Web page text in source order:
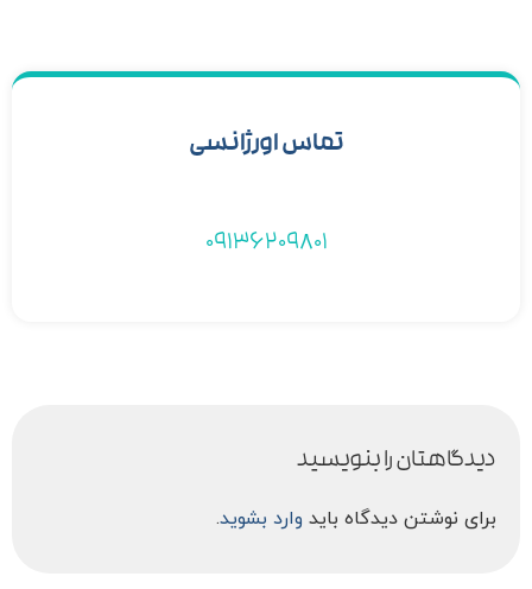
تماس اورژانسی
09136209801
دیدگاهتان را بنویسید
برای نوشتن دیدگاه باید وارد بشوید.